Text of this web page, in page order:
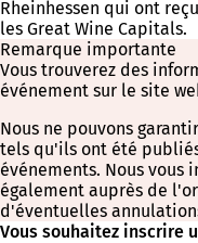
Rheinhessen qui ont
les Great Wine Capitals.
Remarque importante
Vous trouverez des
événement sur le site
Nous ne pouvons
tels qu'ils ont été
événements. Nous vous
également auprès de
d'éventuelles
Vous souhaitez inscrire